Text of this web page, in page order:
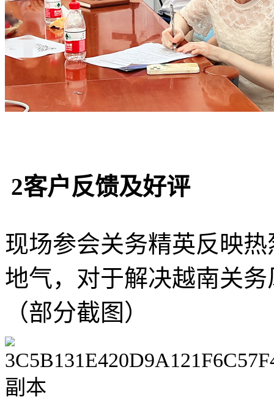
2客户反馈及好评
现场参会关务精英反映
地气，对于解决越南关
（部分截图）